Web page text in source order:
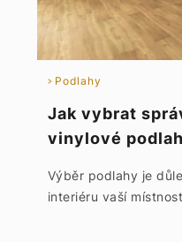
Podlahy
Jak vybrat
vinylové
Výběr podlahy je
interiéru vaší